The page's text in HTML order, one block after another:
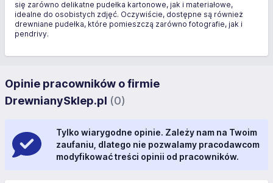
się zarówno delikatne pudełka kartonowe, jak i materiałowe,
idealne do osobistych zdjęć. Oczywiście, dostępne są również
drewniane pudełka, które pomieszczą zarówno fotografie, jak i
pendrivy.
Opinie pracowników o firmie
DrewnianySklep.pl (0)
Tylko wiarygodne opinie. Zależy nam na Twoim
zaufaniu, dlatego nie pozwalamy pracodawcom
modyfikować treści opinii od pracowników.